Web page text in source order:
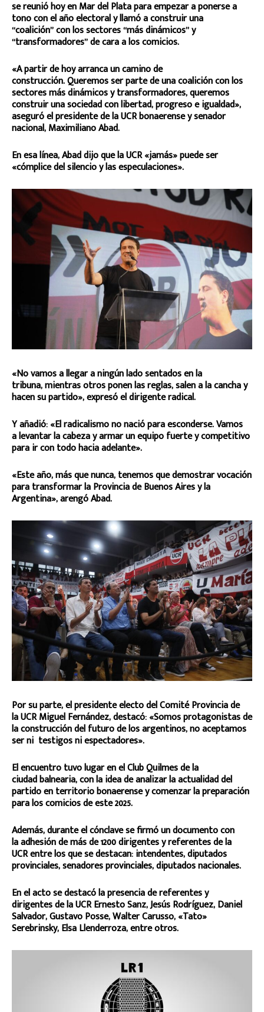
se reunió hoy en Mar del Plata para empezar a ponerse a
tono con el año electoral y llamó a construir una
“coalición” con los sectores “más dinámicos” y
“transformadores” de cara a los comicios.
«A partir de hoy arranca un camino de
construcción. Queremos ser parte de una coalición con los
sectores más dinámicos y transformadores, queremos
construir una sociedad con libertad, progreso e igualdad»,
aseguró el presidente de la UCR bonaerense y senador
nacional, Maximiliano Abad.
En esa línea, Abad dijo que la UCR «jamás» puede ser
«cómplice del silencio y las especulaciones».
«No vamos a llegar a ningún lado sentados en la
tribuna, mientras otros ponen las reglas, salen a la cancha y
hacen su partido», expresó el dirigente radical.
Y añadió: «El radicalismo no nació para esconderse. Vamos
a levantar la cabeza y armar un equipo fuerte y competitivo
para ir con todo hacia adelante».
«Este año, más que nunca, tenemos que demostrar vocación
para transformar la Provincia de Buenos Aires y la
Argentina», arengó Abad.
Por su parte, el presidente electo del Comité Provincia de
la UCR Miguel Fernández, destacó: «Somos protagonistas de
la construcción del futuro de los argentinos, no aceptamos
ser ni testigos ni espectadores».
El encuentro tuvo lugar en el Club Quilmes de la
ciudad balnearia, con la idea de analizar la actualidad del
partido en territorio bonaerense y comenzar la preparación
para los comicios de este 2025.
Además, durante el cónclave se firmó un documento con
la adhesión de más de 1200 dirigentes y referentes de la
UCR entre los que se destacan: intendentes, diputados
provinciales, senadores provinciales, diputados nacionales.
En el acto se destacó la presencia de referentes y
dirigentes de la UCR Ernesto Sanz, Jesús Rodríguez, Daniel
Salvador, Gustavo Posse, Walter Carusso, «Tato»
Serebrinsky, Elsa Llenderroza, entre otros.